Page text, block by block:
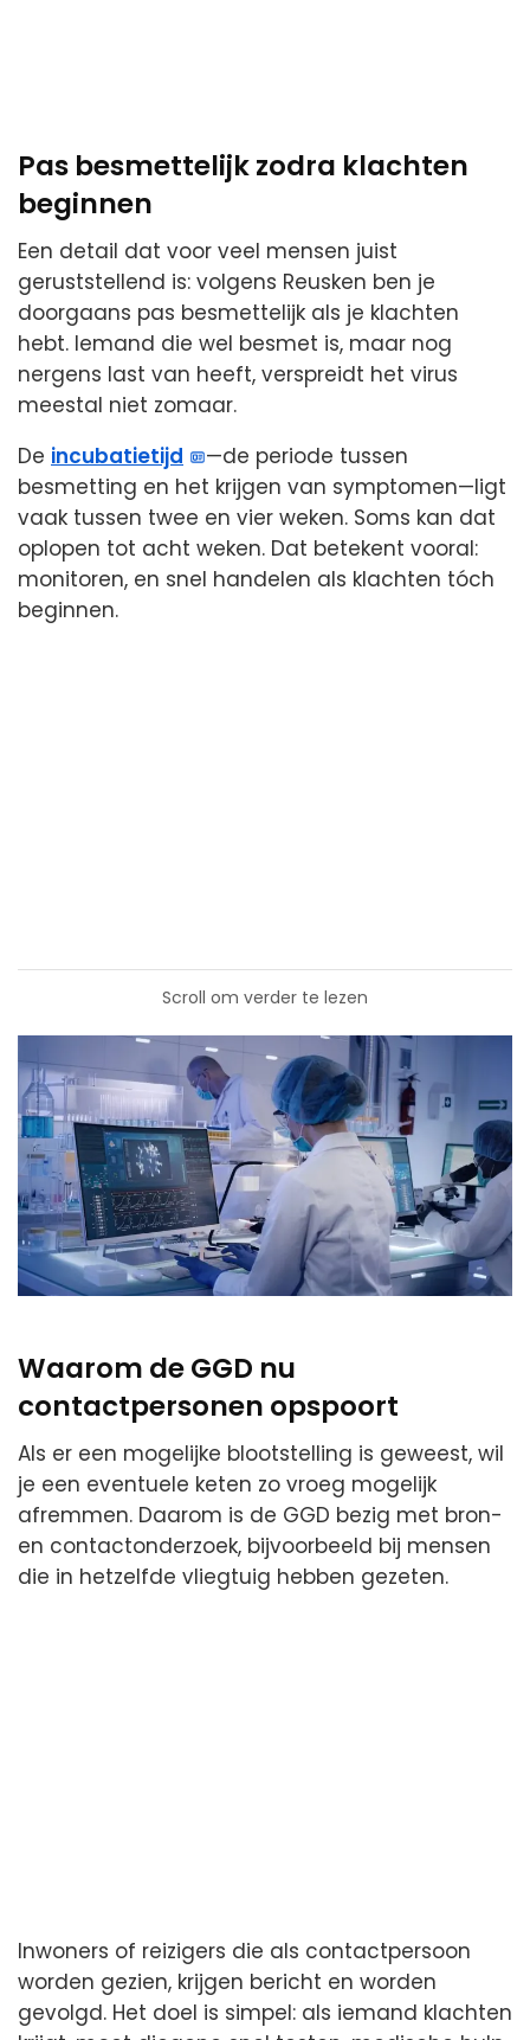
Pas besmettelijk zodra klachten
beginnen
Een detail dat voor veel mensen juist
geruststellend is: volgens Reusken ben je
doorgaans pas besmettelijk als je klachten
hebt. Iemand die wel besmet is, maar nog
nergens last van heeft, verspreidt het virus
meestal niet zomaar.
De incubatietijd
—de periode tussen
besmetting en het krijgen van symptomen—ligt
vaak tussen twee en vier weken. Soms kan dat
oplopen tot acht weken. Dat betekent vooral:
monitoren, en snel handelen als klachten tóch
beginnen.
Scroll om verder te lezen
Waarom de GGD nu
contactpersonen opspoort
Als er een mogelijke blootstelling is geweest, wil
je een eventuele keten zo vroeg mogelijk
afremmen. Daarom is de GGD bezig met bron-
en contactonderzoek, bijvoorbeeld bij mensen
die in hetzelfde vliegtuig hebben gezeten.
Inwoners of reizigers die als contactpersoon
worden gezien, krijgen bericht en worden
gevolgd. Het doel is simpel: als iemand klachten